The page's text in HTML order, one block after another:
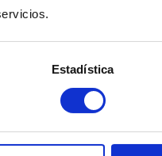
Estadística
familiar. De fet, solen
a la cura de fill o menor
complet o en règim de